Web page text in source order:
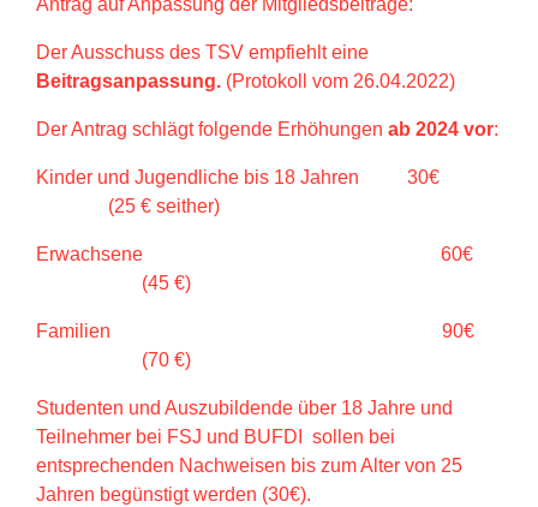
Antrag auf Anpassung der Mitgliedsbeiträge:
Der Ausschuss des TSV empfiehlt eine
Beitragsanpassung.(Protokoll vom 26.04.2022)
Der Antrag schlägt folgende Erhöhungen ab 2024 vor:
Kinder und Jugendliche bis 18 Jahren 30€
(25 € seither)
Erwachsene 60€
(45 €)
Familien 90€
(70 €)
Studenten und Auszubildende über 18 Jahre und
Teilnehmer bei FSJ und BUFDI sollen bei
entsprechenden Nachweisen bis zum Alter von 25
Jahren begünstigt werden (30€).